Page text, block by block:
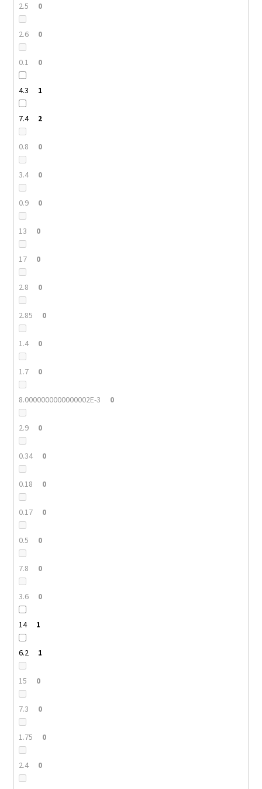
2.5 0
2.6 0
0.1 0
4.3 1
7.4 2
0.8 0
3.4 0
0.9 0
13 0
17 0
2.8 0
2.85 0
1.4 0
1.7 0
8.0000000000000002E-3 0
2.9 0
0.34 0
0.18 0
0.17 0
0.5 0
7.8 0
3.6 0
14 1
6.2 1
15 0
7.3 0
1.75 0
2.4 0